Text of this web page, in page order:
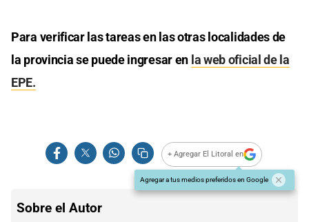
Para verificar las tareas en las otras localidades de
la provincia se puede ingresar en la web oficial de la
EPE.
+ Agregar El Litoral en
Agregar a tus medios preferidos en Google
Sobre el Autor